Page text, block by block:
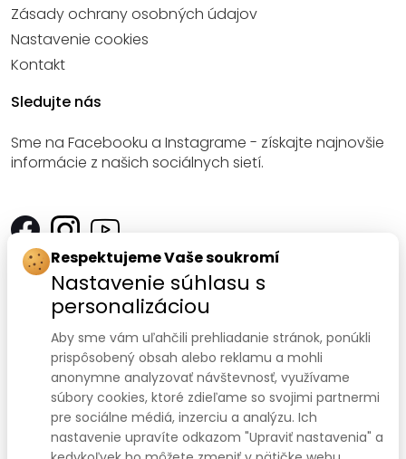
Zásady ochrany osobných údajov
Nastavenie cookies
Kontakt
Sledujte nás
Sme na Facebooku a Instagrame - získajte najnovšie
informácie z našich sociálnych sietí.
Kontakt
SANOMED, spol. s r.o.
Palackého třída 240/75
612 00 Brno-Královo Pole
IČ: 47910127
DIČ: CZ47910127
Respektujeme Vaše soukromí
Nastavenie súhlasu s
personalizáciou
Aby sme vám uľahčili prehliadanie stránok, ponúkli
prispôsobený obsah alebo reklamu a mohli
anonymne analyzovať návštevnosť, využívame
súbory cookies, ktoré zdieľame so svojimi partnermi
pre sociálne médiá, inzerciu a analýzu. Ich
nastavenie upravíte odkazom "Upraviť nastavenia" a